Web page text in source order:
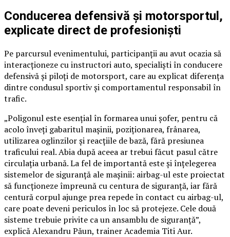
Conducerea defensivă și motorsportul,
explicate direct de profesioniști
Pe parcursul evenimentului, participanții au avut ocazia să
interacționeze cu instructori auto, specialiști în conducere
defensivă și piloți de motorsport, care au explicat diferența
dintre condusul sportiv și comportamentul responsabil în
trafic.
„Poligonul este esențial în formarea unui șofer, pentru că
acolo înveți gabaritul mașinii, poziționarea, frânarea,
utilizarea oglinzilor și reacțiile de bază, fără presiunea
traficului real. Abia după aceea ar trebui făcut pasul către
circulația urbană. La fel de importantă este și înțelegerea
sistemelor de siguranță ale mașinii: airbag-ul este proiectat
să funcționeze împreună cu centura de siguranță, iar fără
centură corpul ajunge prea repede în contact cu airbag-ul,
care poate deveni periculos în loc să protejeze. Cele două
sisteme trebuie privite ca un ansamblu de siguranță”,
explică Alexandru Păun, trainer Academia Titi Aur.